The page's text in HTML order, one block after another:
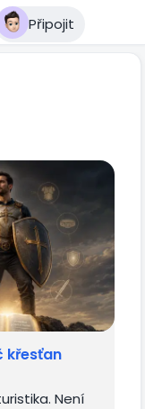
Připojit
křesťan
Není